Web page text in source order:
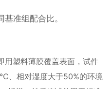
准组配合比。
用塑料薄膜覆盖表面，试件
℃、相对湿度大于50%的环境